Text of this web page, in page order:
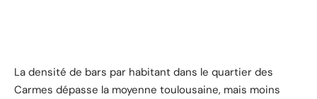
La densité de bars par habitant dans le quartier des
Carmes dépasse la moyenne toulousaine, mais moins